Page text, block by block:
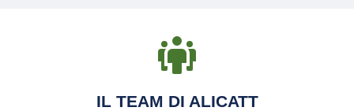
IL TEAM DI ALICATT